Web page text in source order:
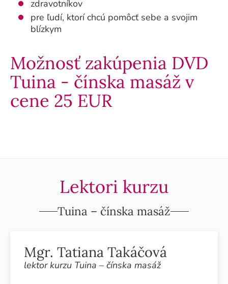
zdravotníkov
pre ľudí, ktorí chcú pomôcť sebe a svojim
blízkym
Možnosť zakúpenia DVD
Tuina - čínska masáž v
cene 25 EUR
Lektori kurzu
Tuina – čínska masáž
Mgr. Tatiana Takáčová
lektor kurzu Tuina – čínska masáž